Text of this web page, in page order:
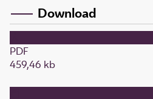
Download
PDF
459,46 kb